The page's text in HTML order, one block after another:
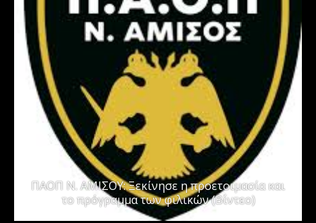
ΠΑΟΠ Ν. ΑΜΙΣΟΥ: Ξεκίνησε η προετοιμασία και
το πρόγραμμα των φιλικών (Βίντεο)